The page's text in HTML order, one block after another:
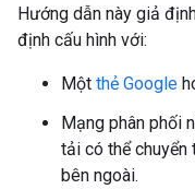
Hướng dẫn này giả
định cấu hình với:
Một thẻ Google
Mạng phân phối
tải có thể chuyển
bên ngoài.